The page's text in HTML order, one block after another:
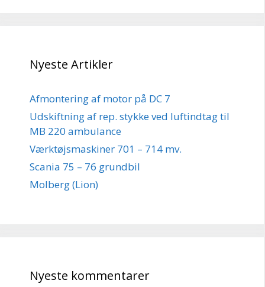
Nyeste Artikler
Afmontering af motor på DC 7
Udskiftning af rep. stykke ved luftindtag til
MB 220 ambulance
Værktøjsmaskiner 701 – 714 mv.
Scania 75 – 76 grundbil
Molberg (Lion)
Nyeste kommentarer